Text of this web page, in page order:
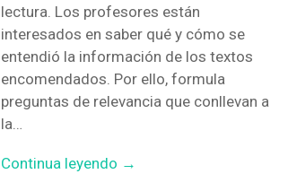
lectura. Los profesores están
interesados en saber qué y cómo se
entendió la información de los textos
encomendados. Por ello, formula
preguntas de relevancia que conllevan a
la…
Continua leyendo →